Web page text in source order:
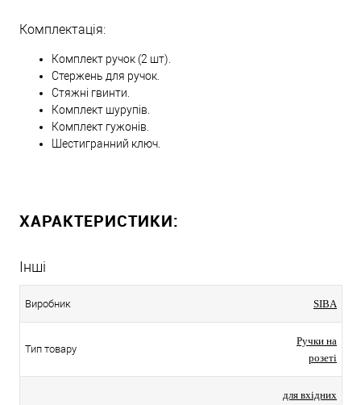
Комплектація:
Комплект ручок (2 шт).
Стержень для ручок.
Стяжні гвинти.
Комплект шурупів.
Комплект гужонів.
Шестигранний ключ.
ХАРАКТЕРИСТИКИ:
Інші
Виробник SIBA
Тип товару
Ручки на
розеті
для вхідних